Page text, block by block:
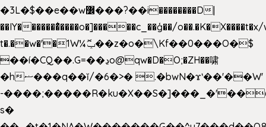
�3L�$��e��w߼���?��i��������D|
��IY�������͛����o�]�����c_��ģ��/
t�.��w�'�1W¼ݕޮ��z�o�\Kf��0���O�$
��í�CQ��.G=��ڍo@qw�D�O;�ZH��啸
�hޟ���q��ĭ/�6�>� .�bwN�ϫˋ��'��W'
-
s�